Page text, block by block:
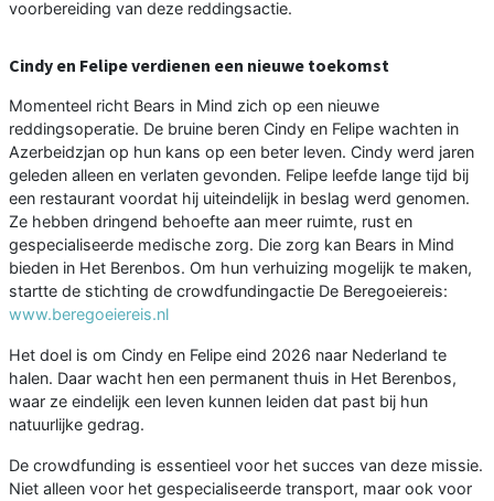
voorbereiding van deze reddingsactie.
Cindy en Felipe verdienen een nieuwe toekomst
Momenteel richt Bears in Mind zich op een nieuwe
reddingsoperatie. De bruine beren Cindy en Felipe wachten in
Azerbeidzjan op hun kans op een beter leven. Cindy werd jaren
geleden alleen en verlaten gevonden. Felipe leefde lange tijd bij
een restaurant voordat hij uiteindelijk in beslag werd genomen.
Ze hebben dringend behoefte aan meer ruimte, rust en
gespecialiseerde medische zorg. Die zorg kan Bears in Mind
bieden in Het Berenbos. Om hun verhuizing mogelijk te maken,
startte de stichting de crowdfundingactie De Beregoeiereis:
www.beregoeiereis.nl
Het doel is om Cindy en Felipe eind 2026 naar Nederland te
halen. Daar wacht hen een permanent thuis in Het Berenbos,
waar ze eindelijk een leven kunnen leiden dat past bij hun
natuurlijke gedrag.
De crowdfunding is essentieel voor het succes van deze missie.
Niet alleen voor het gespecialiseerde transport, maar ook voor